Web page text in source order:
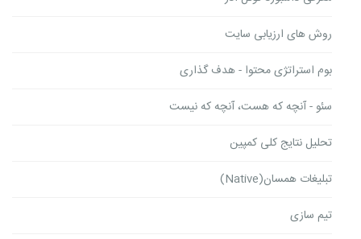
روش های ارزیابی سایت
بوم استراتژی محتوا - هدف گذاری
سئو - آنچه که هست، آنچه که نیست
تحلیل نتایج کلی کمپین
تبلیغات همسان(Native)
تیم سازی